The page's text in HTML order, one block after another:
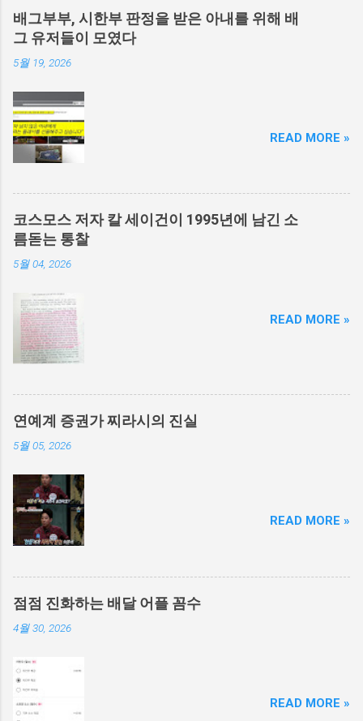
배그부부, 시한부 판정을 받은 아내를 위해 배
그 유저들이 모였다
5월 19, 2026
READ MORE »
코스모스 저자 칼 세이건이 1995년에 남긴 소
름돋는 통찰
5월 04, 2026
READ MORE »
연예계 증권가 찌라시의 진실
5월 05, 2026
READ MORE »
점점 진화하는 배달 어플 꼼수
4월 30, 2026
READ MORE »